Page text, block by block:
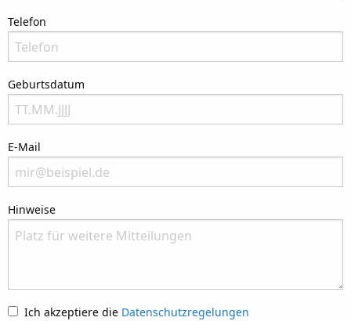
Telefon
Geburtsdatum
E-Mail
Hinweise
Please let us know what we can do to assist you.
Ich akzeptiere die Datenschutzregelungen